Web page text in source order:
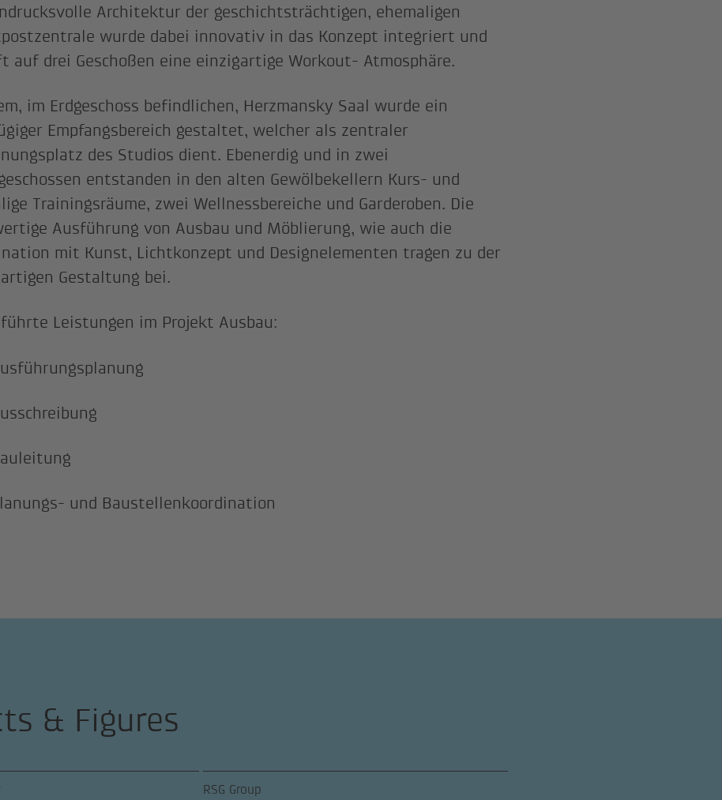
Architektur der geschichtsträchtigen, ehemaligen
wurde dabei innovativ in das Konzept integriert und
auf drei Geschoßen eine einzigartige Workout- Atmosphäre.
im Erdgeschoss befindlichen, Herzmansky Saal wurde ein
Empfangsbereich gestaltet, welcher als zentraler
des Studios dient. Ebenerdig und in zwei
entstanden in den alten Gewölbekellern Kurs- und
Trainingsräume, zwei Wellnessbereiche und Garderoben. Die
Ausführung von Ausbau und Möblierung, wie auch die
mit Kunst, Lichtkonzept und Designelementen tragen zu der
Gestaltung bei.
Leistungen im Projekt Ausbau:
und Baustellenkoordination
& Figures
RSG Group